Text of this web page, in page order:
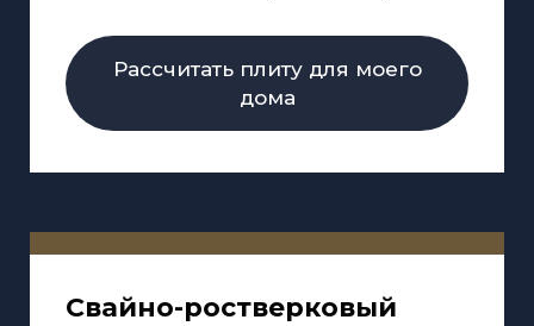
Рассчитать плиту для моего
дома
Свайно-ростверковый